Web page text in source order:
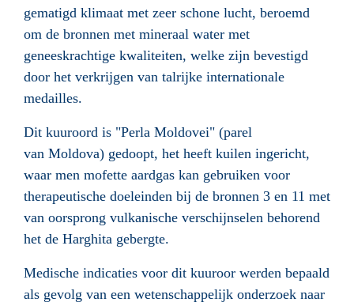
gematigd klimaat met zeer schone lucht, beroemd
om de bronnen met mineraal water met
geneeskrachtige kwaliteiten, welke zijn bevestigd
door het verkrijgen van talrijke internationale
medailles.
Dit kuuroord is "Perla Moldovei" (parel
van Moldova) gedoopt, het heeft kuilen ingericht,
waar men mofette aardgas kan gebruiken voor
therapeutische doeleinden bij de bronnen 3 en 11 met
van oorsprong vulkanische verschijnselen behorend
het de Harghita gebergte.
Medische indicaties voor dit kuuroor werden bepaald
als gevolg van een wetenschappelijk onderzoek naar